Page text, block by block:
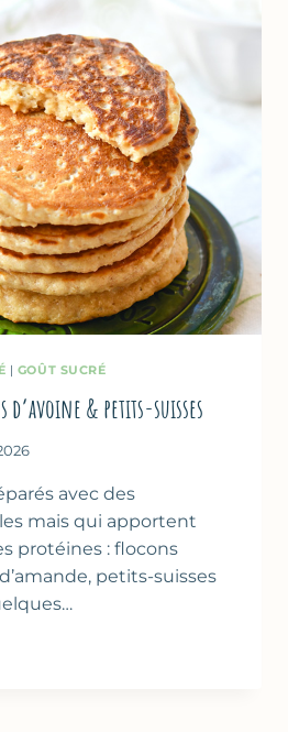
| GOÛT SUCRÉ
d’avoine & petits-suisses
avec des
mais qui apportent
protéines : flocons
petits-suisses